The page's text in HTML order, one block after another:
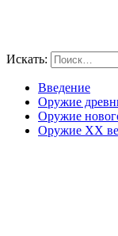
Искать:
Введение
Оружие
Оружие
Оружие XX